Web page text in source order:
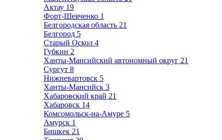
Актау 19
Форт-Шевченко 1
Белгородская область 21
Белгород 5
Старый Оскол 4
Губкин 2
Ханты-Мансийский автономный округ 21
Сургут 8
Нижневартовск 5
Ханты-Мансийск 3
Хабаровский край 21
Хабаровск 14
Комсомольск-на-Амуре 5
Амурск 1
Бишкек 21